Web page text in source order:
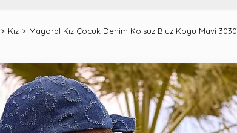
Kız Mayoral Kız Çocuk Denim Kolsuz Bluz Koyu Mavi 3030